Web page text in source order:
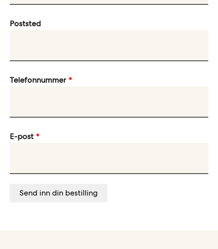
Poststed
Telefonnummer
E-post
Send inn din bestilling